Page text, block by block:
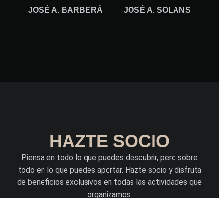
JOSÉ A. BARBERÁ
JOSÉ A. SOLANS
HAZTE SOCIO
Piensa en todo lo que puedes descubrir, pero sobre
todo en lo que puedes aportar. Hazte socio y disfruta
de beneficios exclusivos en todas las actividades que
organizamos.